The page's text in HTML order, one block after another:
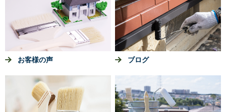
お客様の声 ブログ